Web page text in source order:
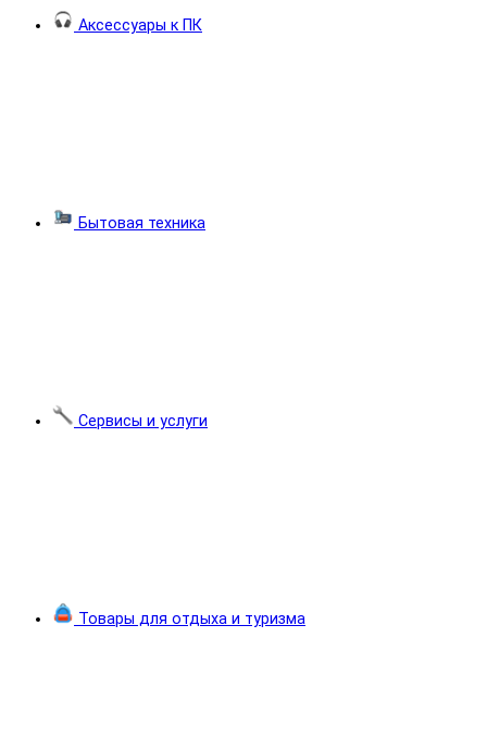
Аксессуары к ПК
Бытовая техника
Сервисы и услуги
Товары для отдыха и туризма